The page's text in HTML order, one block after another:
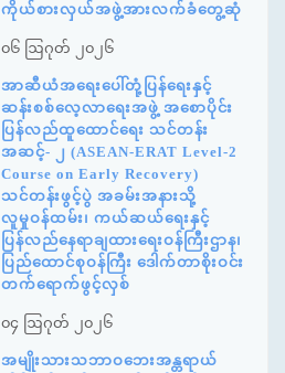
ကိုယ်စားလှယ်အဖွဲ့အားလက်ခံတွေ့ဆုံ
၀၆ ဩဂုတ် ၂၀၂၆
အာဆီယံအရေးပေါ်တုံ့ပြန်ရေးနှင့်
ဆန်းစစ်လေ့လာရေးအဖွဲ့ အစောပိုင်း
ပြန်လည်ထူထောင်ရေး သင်တန်း
အဆင့်- ၂ (ASEAN-ERAT Level-2
Course on Early Recovery)
သင်တန်းဖွင့်ပွဲ အခမ်းအနားသို့
လူမှုဝန်ထမ်း၊ ကယ်ဆယ်ရေးနှင့်
ပြန်လည်နေရာချထားရေးဝန်ကြီးဌာန၊
ပြည်ထောင်စုဝန်ကြီး ဒေါက်တာစိုးဝင်း
တက်ရောက်ဖွင့်လှစ်
၀၄ ဩဂုတ် ၂၀၂၆
အမျိုးသားသဘာဝဘေးအန္တရာယ်